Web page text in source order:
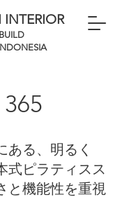
365
ある、明るく
式ピラティスス
と機能性を重視